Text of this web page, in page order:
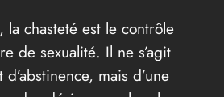
la chasteté est le contrôle
de sexualité. Il ne s’agit
mais d’une